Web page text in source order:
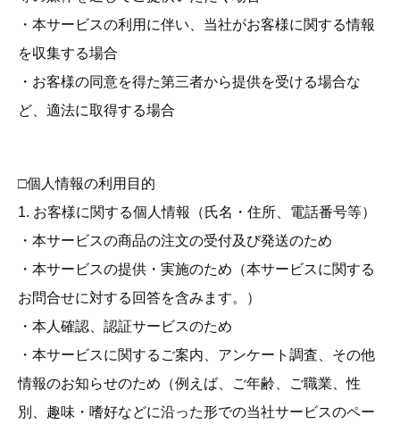
・本サービスの利用に伴い、当社がお客様に関する情報
を収集する場合
・お客様の同意を得た第三者から提供を受ける場合な
ど、適法に取得する場合
□個人情報の利用目的
1. お客様に関する個人情報（氏名・住所、電話番号等）
・本サービスの商品の注文の受付及び発送のため
・本サービスの提供・実施のため（本サービスに関する
お問合せに対する回答を含みます。）
・本人確認、認証サービスのため
・本サービスに関するご案内、アンケート調査、その他
情報のお知らせのため（例えば、ご年齢、ご職業、性
別、趣味・嗜好などに沿った形での当社サービスのペー